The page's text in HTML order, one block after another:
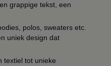
grappige tekst, een
polos, sweaters etc.
uniek design dat
textiel tot unieke